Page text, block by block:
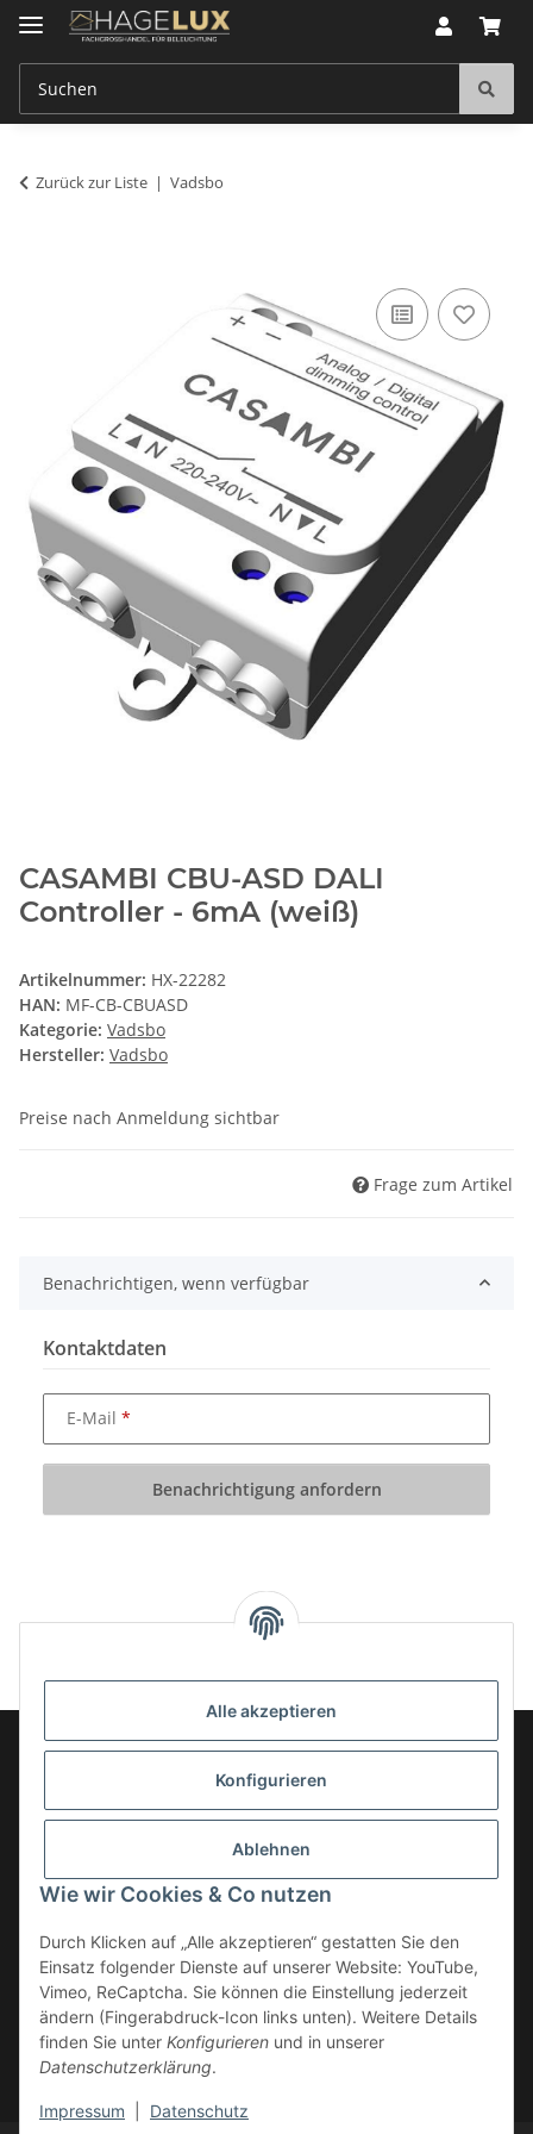
Alle akzeptieren
Konfigurieren
Ablehnen
Wie wir Cookies & Co nutzen
Durch Klicken auf „Alle akzeptieren“ gestatten Sie den
Einsatz folgender Dienste auf unserer Website: YouTube,
Vimeo, ReCaptcha. Sie können die Einstellung jederzeit
ändern (Fingerabdruck-Icon links unten). Weitere Details
finden Sie unter Konfigurieren und in unserer
Datenschutzerklärung.
Impressum Datenschutz
Zurück zur Liste Vadsbo
CASAMBI CBU-ASD DALI
Controller - 6mA (weiß)
Artikelnummer: HX-22282
HAN: MF-CB-CBUASD
Kategorie: Vadsbo
Hersteller: Vadsbo
Preise nach Anmeldung sichtbar
Frage zum Artikel
Benachrichtigen, wenn verfügbar
Kontaktdaten
E-Mail
Benachrichtigung anfordern
Gesetzliche Informationen